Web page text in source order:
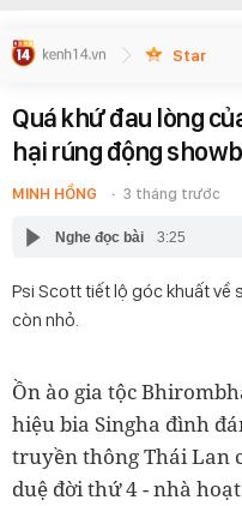
Star
Quá khứ đau lòng
hại rúng động
MINH HỒNG 3 tháng trước
Nghe đọc bài 3:25
Psi Scott tiết lộ góc khuất về
còn nhỏ.
Ồn ào gia tộc
hiệu bia Singha đình
truyền thông Thái Lan
duệ đời thứ 4 - nhà